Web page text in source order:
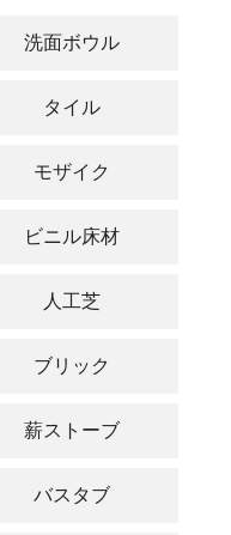
洗面ボウル
タイル
モザイク
ビニル床材
人工芝
ブリック
薪ストーブ
バスタブ